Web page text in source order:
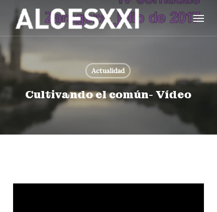
main
content
Menu
Actualidad
Cultivando el común- Vídeo